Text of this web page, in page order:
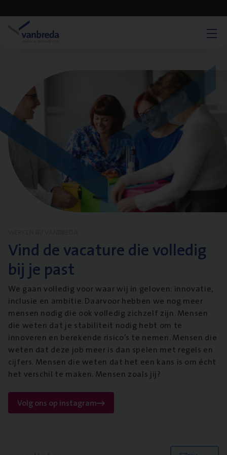
Vind de vacature die volledig
bij je past
We gaan volledig voor waar wij in geloven: innovatie,
inclusie en ambitie. Daarvoor hebben we nog meer
mensen nodig die ook volledig zichzelf zijn. Mensen
die weten dat je stabiliteit nodig hebt om te
innoveren en berekende risico’s te nemen. Mensen die
weten dat deze job meer is dan spelen met regels en
cijfers. Mensen die weten dat het een kans is om écht
het verschil te maken. Mensen zoals jij?
Volg ons op instagram